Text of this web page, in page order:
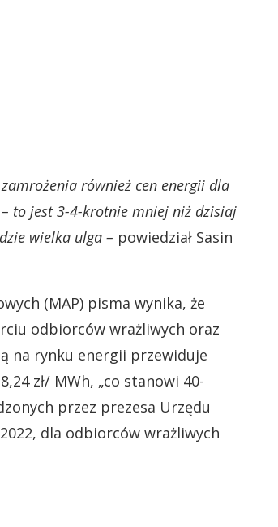
również cen energii dla
to jest 3-4-krotnie mniej niż dzisiaj
wielka ulga – powiedział Sasin
(MAP) pisma wynika, że
odbiorców wrażliwych oraz
na rynku energii przewiduje
zł/ MWh, „co stanowi 40-
przez prezesa Urzędu
dla odbiorców wrażliwych